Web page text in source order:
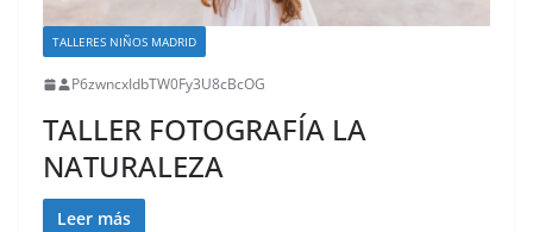
TALLERES NIÑOS MADRID
P6zwncxIdbTW0Fy3U8cBcOG
TALLER FOTOGRAFÍA LA
NATURALEZA
Leer más